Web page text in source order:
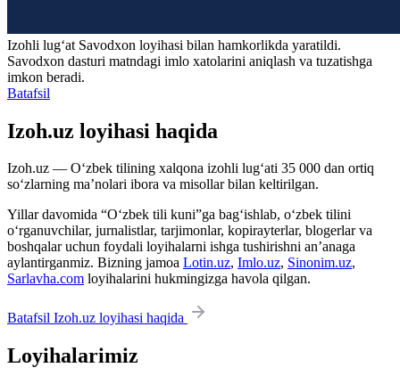
Izohli lugʻat Savodxon loyihasi bilan hamkorlikda yaratildi.
Savodxon dasturi matndagi imlo xatolarini aniqlash va tuzatishga
imkon beradi.
Batafsil
Izoh.uz loyihasi haqida
Izoh.uz — O‘zbek tilining xalqona izohli lug‘ati 35 000 dan ortiq
so‘zlarning ma’nolari ibora va misollar bilan keltirilgan.
Yillar davomida “O‘zbek tili kuni”ga bag‘ishlab, o‘zbek tilini
o‘rganuvchilar, jurnalistlar, tarjimonlar, kopirayterlar, blogerlar va
boshqalar uchun foydali loyihalarni ishga tushirishni an’anaga
aylantirganmiz. Bizning jamoa Lotin.uz, Imlo.uz, Sinonim.uz,
Sarlavha.com loyihalarini hukmingizga havola qilgan.
Batafsil Izoh.uz loyihasi haqida
Loyihalarimiz